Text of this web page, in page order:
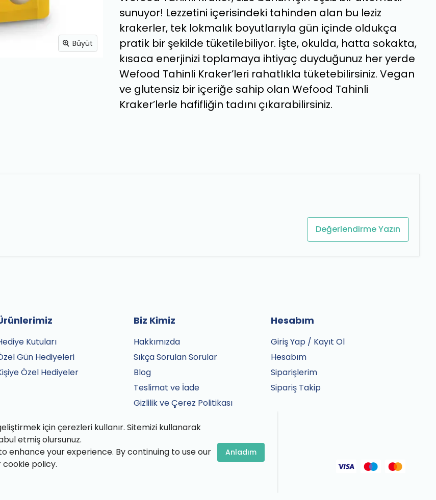
için çerezleri kullanır. Sitemizi kullanarak
etmiş olursunuz.
enhance your experience. By continuing to use our
policy.
Anladım
Büyüt
sunuyor! Lezzetini içerisindeki tahinden alan bu leziz
krakerler, tek lokmalık boyutlarıyla gün içinde oldukça
pratik bir şekilde tüketilebiliyor. İşte, okulda, hatta sokakta,
kısaca enerjinizi toplamaya ihtiyaç duyduğunuz her yerde
Wefood Tahinli Kraker’leri rahatlıkla tüketebilirsiniz. Vegan
ve glutensiz bir içeriğe sahip olan Wefood Tahinli
Kraker’lerle hafifliğin tadını çıkarabilirsiniz.
Değerlendirme Yazın
Kutuları
Gün Hediyeleri
Özel Hediyeler
Biz Kimiz
Hakkımızda
Sıkça Sorulan Sorular
Blog
Teslimat ve İade
Gizlilik ve Çerez Politikası
İletişim
Hesabım
Giriş Yap / Kayıt Ol
Hesabım
Siparişlerim
Sipariş Takip
paketlenmiştir.